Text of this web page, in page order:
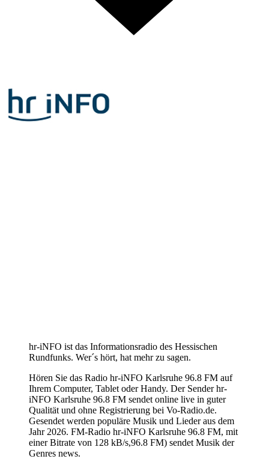
hr-iNFO ist das Informationsradio des Hessischen
Rundfunks. Wer´s hört, hat mehr zu sagen.
Hören Sie das Radio hr-iNFO Karlsruhe 96.8 FM auf
Ihrem Computer, Tablet oder Handy. Der Sender hr-
iNFO Karlsruhe 96.8 FM sendet online live in guter
Qualität und ohne Registrierung bei Vo-Radio.de.
Gesendet werden populäre Musik und Lieder aus dem
Jahr 2026. FM-Radio hr-iNFO Karlsruhe 96.8 FM, mit
einer Bitrate von 128 kB/s,96.8 FM) sendet Musik der
Genres news.